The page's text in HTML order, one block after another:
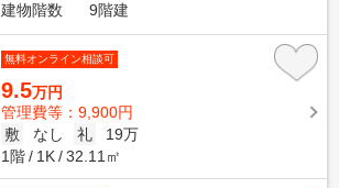
建物階数
9階建
無料オンライン相談可
9.5万円
管理費等：9,900円
敷
なし 礼
19万
1階
1K 32.11㎡